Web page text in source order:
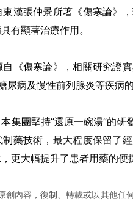
漢張仲景所著《傷寒論》
有顯著治療作用。
《傷寒論》，相關研究證
尿病及慢性前列腺炎等疾病
集團堅持“還原一碗湯”的
藥技術，最大程度保留了
更大幅提升了患者用藥的便
創內容，復制、轉載或以其他任